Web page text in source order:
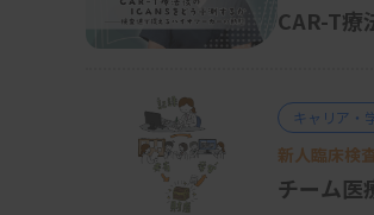
これは、単語のベクトルを
えられていることを示します
CAR-T療
キャリア・
新人臨床検
チーム医